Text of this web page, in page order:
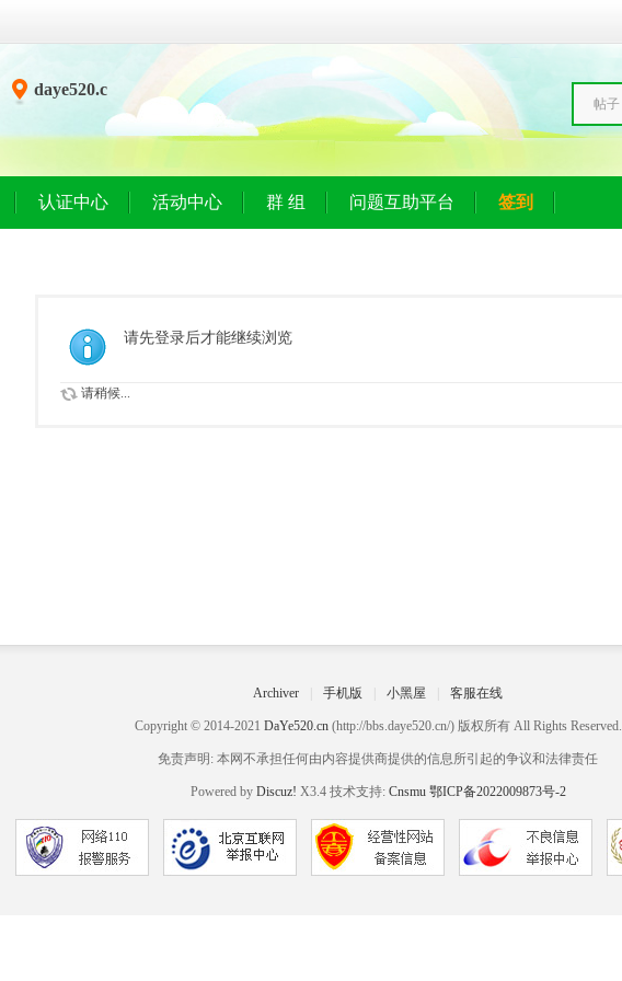
daye520.c
帖子
认证中心 活动中心 群 组 问题互助平台 签到
请先登录后才能继续浏览
请稍候...
Archiver 手机版 小黑屋 客服在线
Copyright © 2014-2021 DaYe520.cn(http://bbs.daye520.cn/) 版权所有 All Rights Reserved.
免责声明: 本网不承担任何由内容提供商提供的信息所引起的争议和法律责任
Powered by Discuz! X3.4 技术支持: Cnsmu 鄂ICP备2022009873号-2